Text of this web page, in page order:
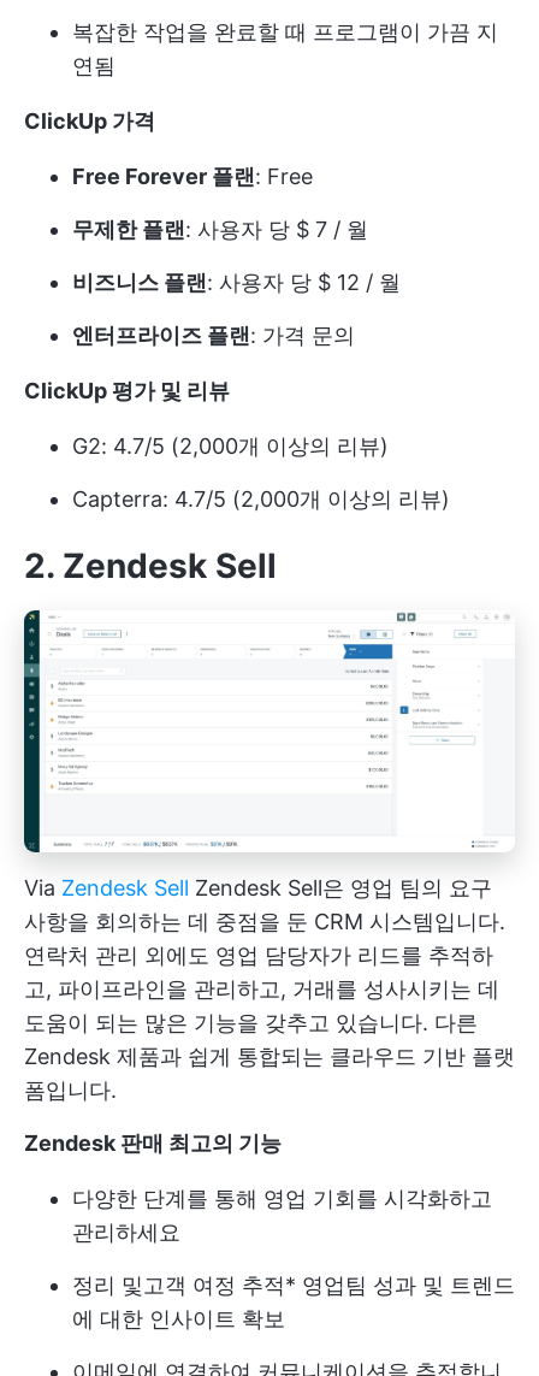
복잡한 작업을 완료할 때 프로그램이 가끔 지
연됨
ClickUp 가격
Free Forever 플랜: Free
무제한 플랜: 사용자 당 $ 7 / 월
비즈니스 플랜: 사용자 당 $ 12 / 월
엔터프라이즈 플랜: 가격 문의
ClickUp 평가 및 리뷰
G2: 4.7/5 (2,000개 이상의 리뷰)
Capterra: 4.7/5 (2,000개 이상의 리뷰)
2. Zendesk Sell
Via Zendesk Sell Zendesk Sell은 영업 팀의 요구
사항을 회의하는 데 중점을 둔 CRM 시스템입니다.
연락처 관리 외에도 영업 담당자가 리드를 추적하
고, 파이프라인을 관리하고, 거래를 성사시키는 데
도움이 되는 많은 기능을 갖추고 있습니다. 다른
Zendesk 제품과 쉽게 통합되는 클라우드 기반 플랫
폼입니다.
Zendesk 판매 최고의 기능
다양한 단계를 통해 영업 기회를 시각화하고
관리하세요
정리 및고객 여정 추적* 영업팀 성과 및 트렌드
에 대한 인사이트 확보